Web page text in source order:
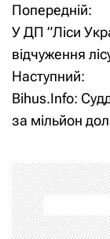
Н
а
в
і
а
ц
Попередній:
У ДП ”Ліси
відчуження
Наступний:
Bihus.Info:
за мільйон